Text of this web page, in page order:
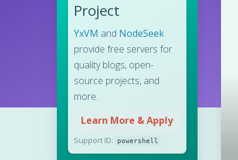
Project
YxVM and NodeSeek
provide free servers for
quality blogs, open-
source projects, and
more.
Learn More & Apply
Support ID: powershell